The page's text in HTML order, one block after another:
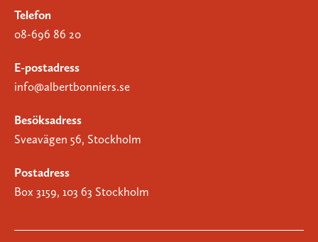
Telefon
08-696 86 20
E-postadress
info@albertbonniers.se
Besöksadress
Sveavägen 56, Stockholm
Postadress
Box 3159, 103 63 Stockholm